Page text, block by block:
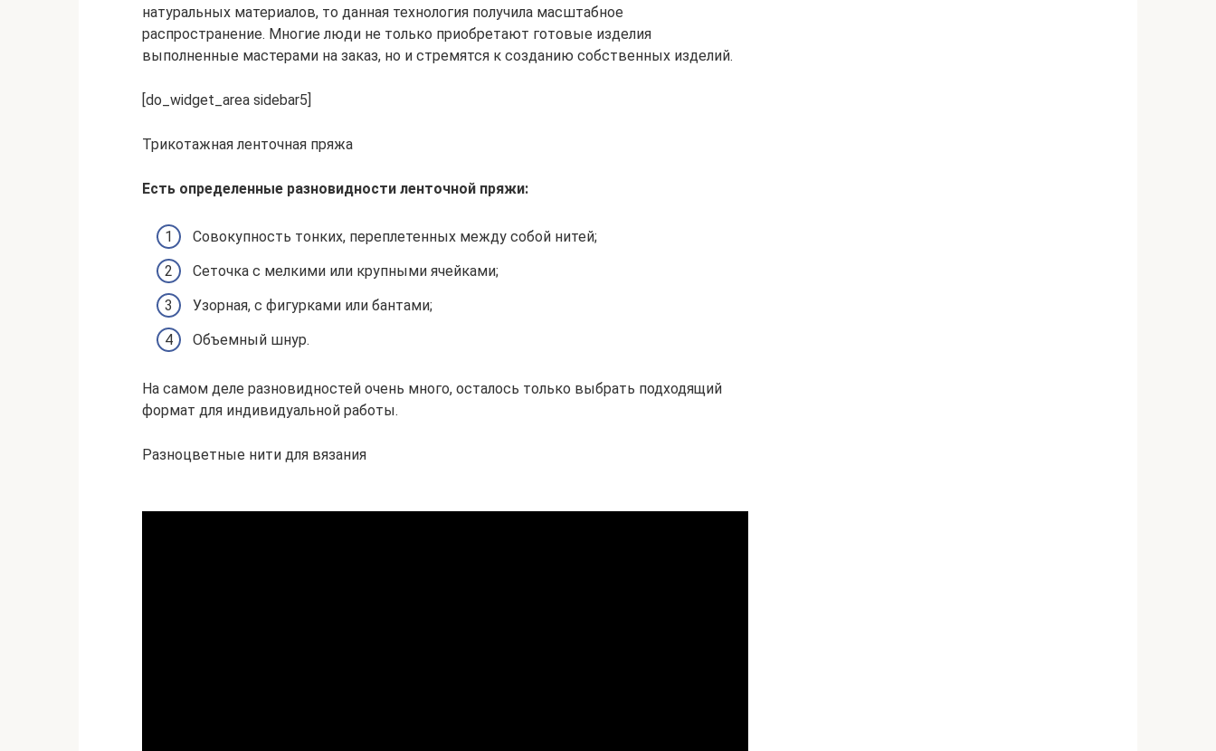
натуральных материалов, то данная технология получила масштабное
распространение. Многие люди не только приобретают готовые изделия
выполненные мастерами на заказ, но и стремятся к созданию собственных изделий.
[do_widget_area sidebar5]
Трикотажная ленточная пряжа
Есть определенные разновидности ленточной пряжи:
Совокупность тонких, переплетенных между собой нитей;
Сеточка с мелкими или крупными ячейками;
Узорная, с фигурками или бантами;
Объемный шнур.
На самом деле разновидностей очень много, осталось только выбрать подходящий
формат для индивидуальной работы.
Разноцветные нити для вязания